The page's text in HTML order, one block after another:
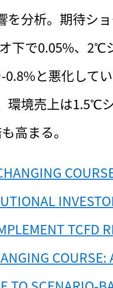
を分析。期待シ
下で0.05%、2℃
と悪化して
環境売上は1.5℃
高まる。
TCFD
COURSE: